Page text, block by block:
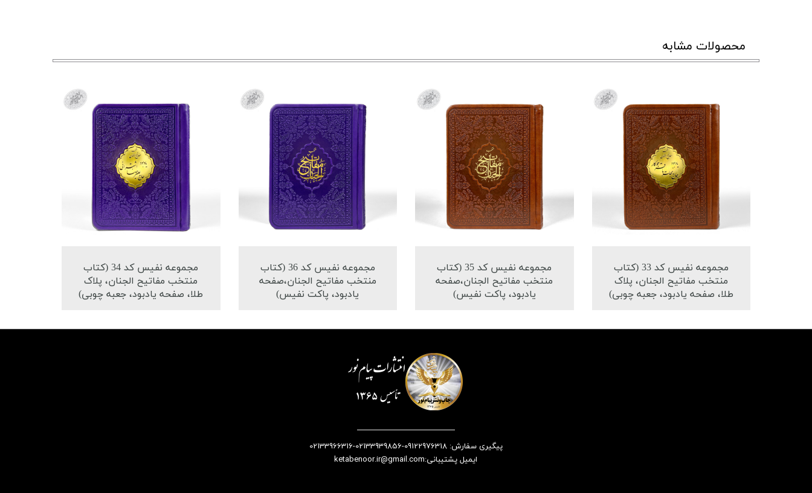
محصولات مشابه
مجموعه نفیس کد 33 (کتاب
منتخب مفاتیح الجنان، پلاک
طلا، صفحه یادبود، جعبه چوبی)
مجموعه نفیس کد 35 (کتاب
منتخب مفاتیح الجنان،صفحه
یادبود، پاکت نفیس)
مجموعه نفیس کد 36 (کتاب
منتخب مفاتیح الجنان،صفحه
یادبود، پاکت نفیس)
مجموعه نفیس کد 34 (کتاب
منتخب مفاتیح الجنان، پلاک
طلا، صفحه یادبود، جعبه چوبی)
پیگیری سفارش: 09122976318-02133939856-02133966316
​​​​​​​​​​​​​​ایمیل پشتیبانی:ketabenoor.ir@gmail.com